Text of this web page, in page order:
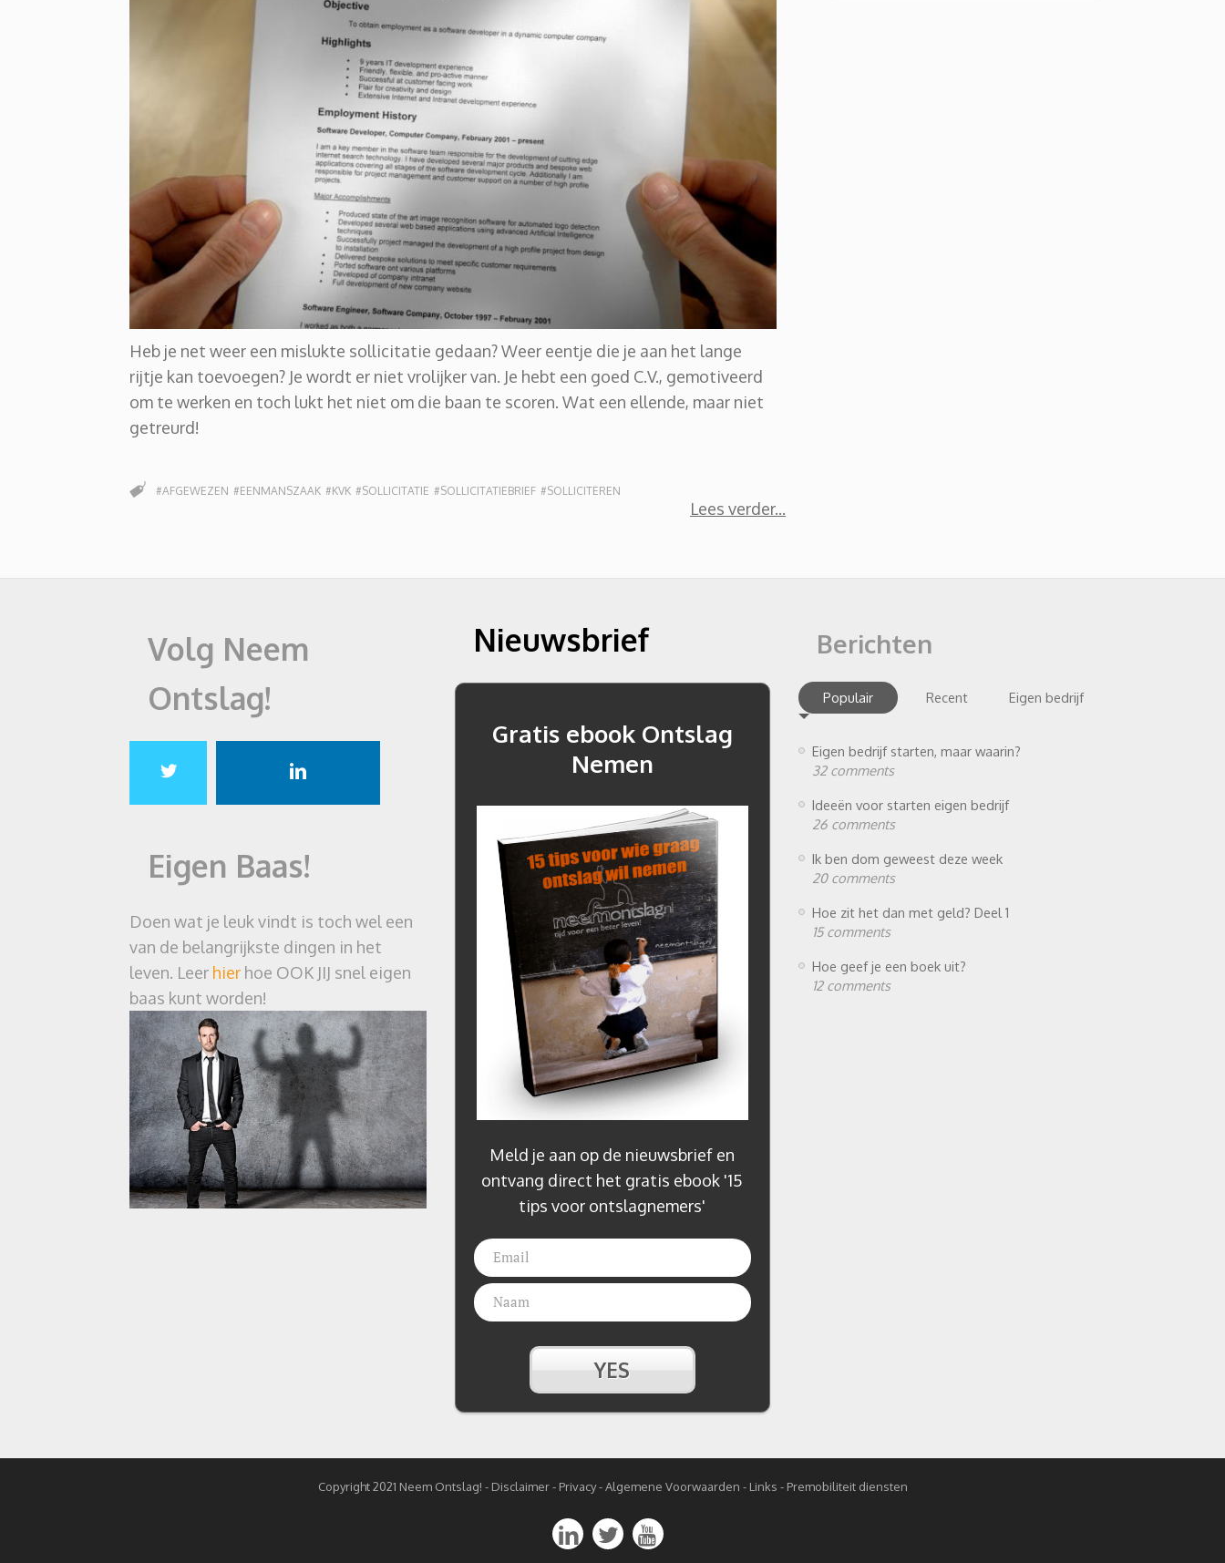
Heb je net weer een mislukte sollicitatie gedaan? Weer eentje die je aan het lange
rijtje kan toevoegen? Je wordt er niet vrolijker van. Je hebt een goed C.V., gemotiveerd
om te werken en toch lukt het niet om die baan te scoren. Wat een ellende, maar niet
getreurd!
Lees verder
#AFGEWEZEN #EENMANSZAAK #KVK #SOLLICITATIE #SOLLICITATIEBRIEF #SOLLICITEREN
Volg Neem
Ontslag!
Eigen Baas!
Doen wat je leuk vindt is toch wel een
van de belangrijkste dingen in het
leven. Leer hier hoe OOK JIJ snel eigen
baas kunt worden!
Nieuwsbrief
Gratis ebook Ontslag
Nemen
Meld je aan op de nieuwsbrief en
ontvang direct het gratis ebook '15
tips voor ontslagnemers'
Berichten
Populair Recent Eigen bedrijf
Eigen bedrijf starten, maar waarin?
32 comments
Ideeën voor starten eigen bedrijf
26 comments
Ik ben dom geweest deze week
20 comments
Hoe zit het dan met geld? Deel 1
15 comments
Hoe geef je een boek uit?
12 comments
Copyright 2021 Neem Ontslag! - Disclaimer - Privacy -Algemene Voorwaarden - Links - Premobiliteit diensten
  